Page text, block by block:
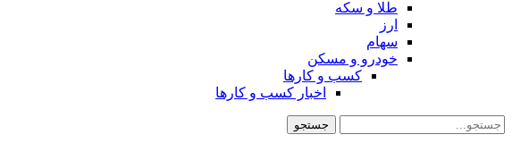
طلا و سکه
ارز
سهام
خودرو و مسکن
کسب و کارها
اخبار کسب و کارها